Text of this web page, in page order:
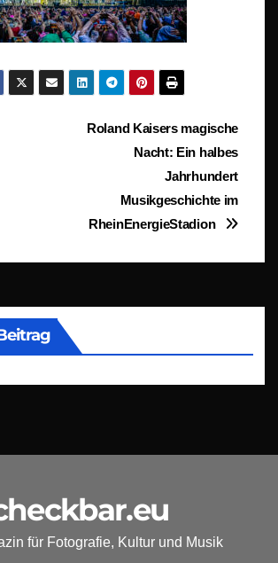
Roland Kaisers magische
Nacht: Ein halbes
Jahrhundert
Musikgeschichte im
RheinEnergieStadion
für Fotografie, Kultur und Musik